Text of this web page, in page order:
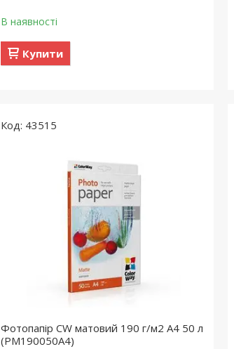
В наявності
Купити
43515
Фотопапір CW матовий 190 г/м2 A4 50 л
(PM190050A4)